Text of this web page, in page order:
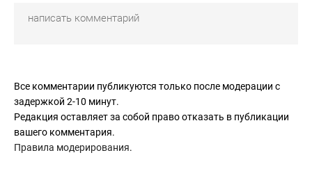
Все комментарии публикуются только после модерации с
задержкой 2-10 минут.
Редакция оставляет за собой право отказать в публикации
вашего комментария.
Правила модерирования.